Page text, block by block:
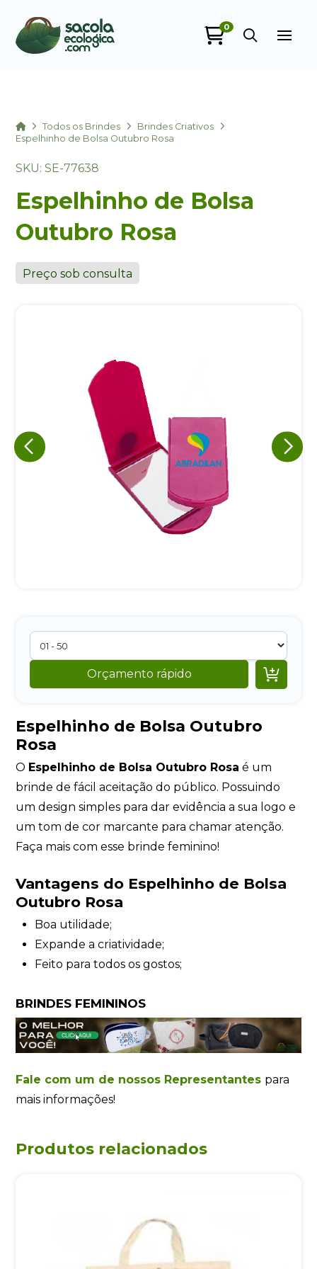
0
HomeTodos os Brindes
Brindes Criativos
Espelhinho de Bolsa Outubro Rosa
SKU: SE-77638
Espelhinho de Bolsa
Outubro Rosa
Preço sob consulta
Orçamento rápido 
Espelhinho de Bolsa Outubro
Rosa
O Espelhinho de Bolsa Outubro Rosa é um
brinde de fácil aceitação do público. Possuindo
um design simples para dar evidência a sua logo e
um tom de cor marcante para chamar atenção.
Faça mais com esse brinde feminino!
Vantagens do Espelhinho de Bolsa
Outubro Rosa
Boa utilidade;
Expande a criatividade;
Feito para todos os gostos;
BRINDES FEMININOS
Fale com um de nossos Representantes para
mais informações!
Produtos relacionados
Eu concordo em receber comunicações.
A nossa empresa está comprometida a proteger e respeitar
sua privacidade, utilizaremos seus dados apenas para fins
de marketing. Você pode alterar suas preferências a
qualquer momento.
Iniciar conversa